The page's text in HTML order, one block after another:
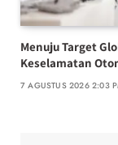
Menuju Target
Keselamatan
7 AGUSTUS 2026 2:03